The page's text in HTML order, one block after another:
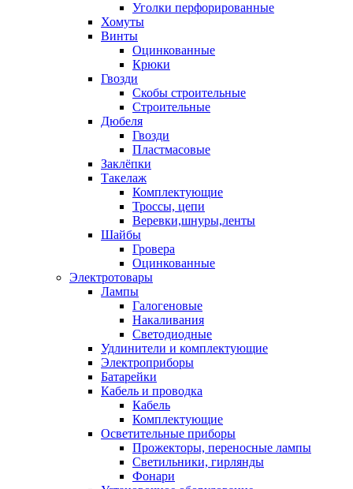
Уголки перфорированные
Хомуты
Винты
Оцинкованные
Крюки
Гвозди
Скобы строительные
Строительные
Дюбеля
Гвозди
Пластмасовые
Заклёпки
Такелаж
Комплектующие
Троссы, цепи
Веревки,шнуры,ленты
Шайбы
Гровера
Оцинкованные
Электротовары
Лампы
Галогеновые
Накаливания
Светодиодные
Удлинители и комплектующие
Электроприборы
Батарейки
Кабель и проводка
Кабель
Комплектующие
Осветительные приборы
Прожекторы, переносные лампы
Светильники, гирлянды
Фонари